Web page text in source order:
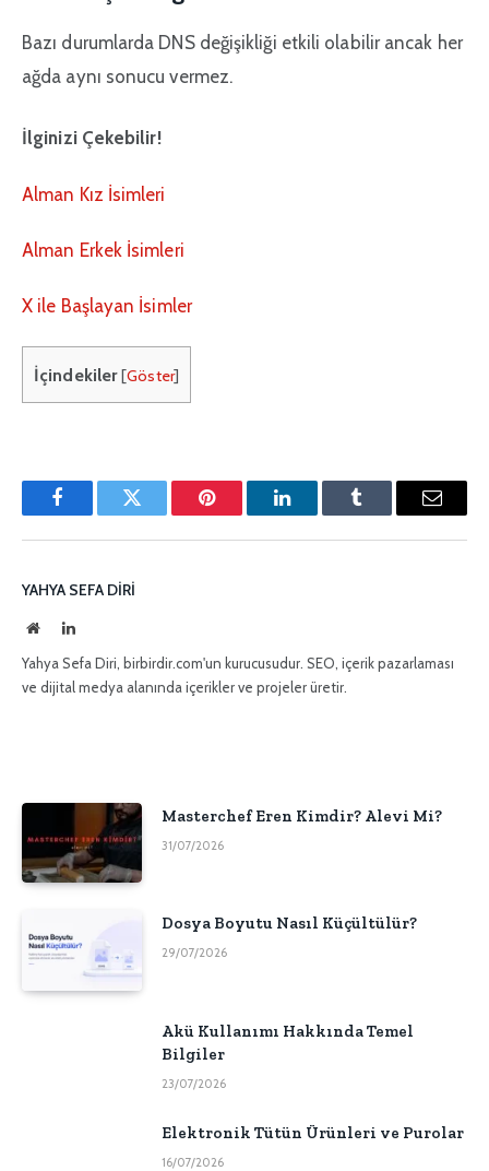
Bazı durumlarda DNS değişikliği etkili olabilir ancak her
ağda aynı sonucu vermez.
İlginizi Çekebilir!
Alman Kız İsimleri
Alman Erkek İsimleri
X ile Başlayan İsimler
İçindekiler [Göster]
FacebookTwitter Pinterest'inLinkedInTumblr
E-
YAHYA SEFA DIRI
İnternetLinkedIn
Yahya Sefa Diri, birbirdir.com'un kurucusudur. SEO, içerik pazarlaması
ve dijital medya alanında içerikler ve projeler üretir.
Masterchef Eren Kimdir? Alevi Mi?
31/07/2026
Dosya Boyutu Nasıl Küçültülür?
29/07/2026
Akü Kullanımı Hakkında Temel
Bilgiler
23/07/2026
Elektronik Tütün Ürünleri ve Purolar
16/07/2026